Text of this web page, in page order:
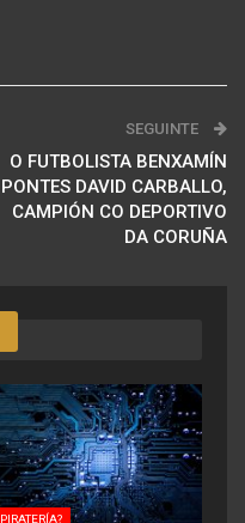
SEGUINTE
O FUTBOLISTA BENXAMÍN
PONTES DAVID CARBALLO,
CAMPIÓN CO DEPORTIVO
DA CORUÑA
PIRATERÍA?